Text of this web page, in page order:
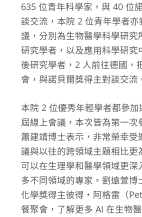
635 位青年科學家，與 40 位
談交流，本院 2 位青年學者
議，分別為生物醫學科學研究
研究學者，以及應用科學研究
後研究學者，2 人前往德國，
會，與諾貝爾獎得主對談交流
本院 2 位優秀年輕學者都參
屆線上會議，本次皆為第一次
蕭建靖博士表示，非常榮幸受
議與以往的跨領域主題相比更
可以在生理學和醫學領域更深
多不同領域的專家。劉遠萱博
化學獎得主彼得・阿格雷（
餐聚會，了解更多 AI 在生物